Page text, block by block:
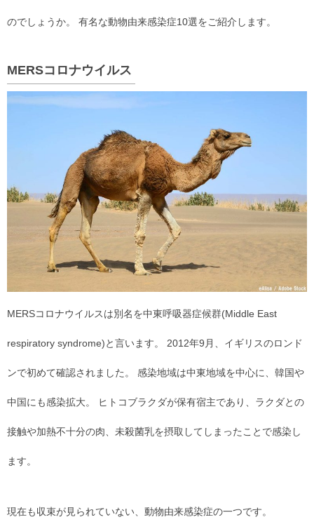
のでしょうか。 有名な動物由来感染症10選をご紹介します。
MERSコロナウイルス
MERSコロナウイルスは別名を中東呼吸器症候群(Middle East
respiratory syndrome)と言います。 2012年9月、イギリスのロンド
ンで初めて確認されました。 感染地域は中東地域を中心に、韓国や
中国にも感染拡大。 ヒトコブラクダが保有宿主であり、ラクダとの
接触や加熱不十分の肉、未殺菌乳を摂取してしまったことで感染し
ます。
現在も収束が見られていない、動物由来感染症の一つです。